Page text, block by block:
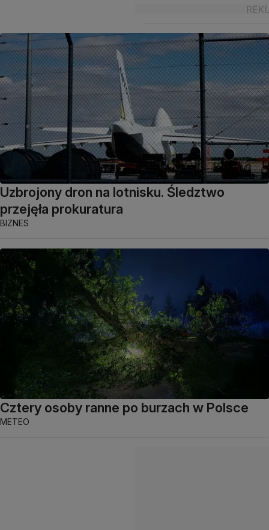
Uzbrojony dron na lotnisku. Śledztwo
przejęła prokuratura
BIZNES
Cztery osoby ranne po burzach w Polsce
METEO